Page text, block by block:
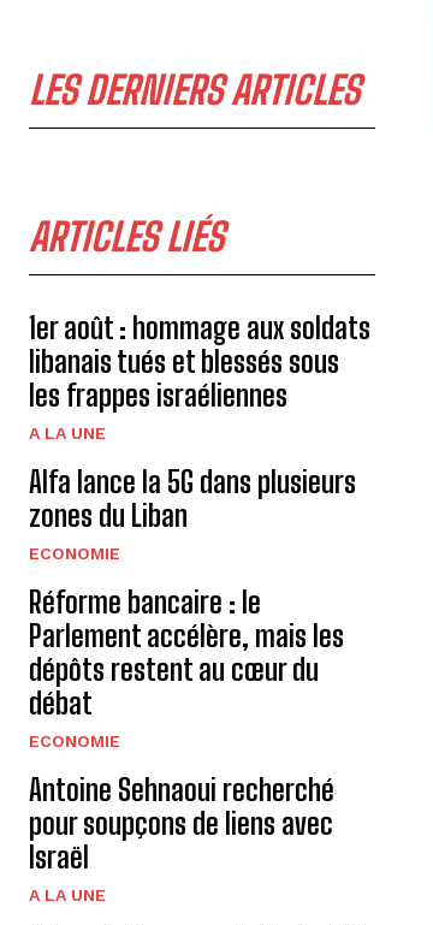
LES DERNIERS ARTICLES
ARTICLES LIÉS
1er août : hommage aux soldats
libanais tués et blessés sous
les frappes israéliennes
A LA UNE
Alfa lance la 5G dans plusieurs
zones du Liban
ECONOMIE
Réforme bancaire : le
Parlement accélère, mais les
dépôts restent au cœur du
débat
ECONOMIE
Antoine Sehnaoui recherché
pour soupçons de liens avec
Israël
A LA UNE